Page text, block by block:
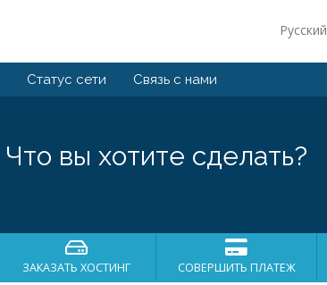
Русский
Статус сети Связь с нами
Что вы хотите сделать?
ЗАКАЗАТЬ ХОСТИНГ СОВЕРШИТЬ ПЛАТЕЖ